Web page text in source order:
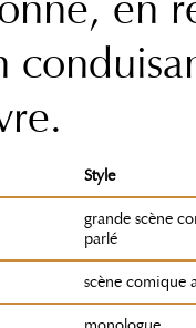
Style
grande scène
parlé
scène comique